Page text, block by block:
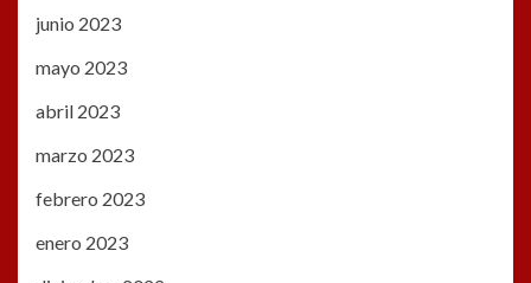
junio 2023
mayo 2023
abril 2023
marzo 2023
febrero 2023
enero 2023